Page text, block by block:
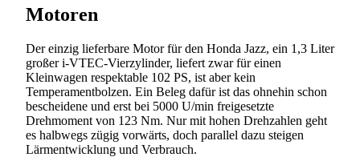
Motoren
Der einzig lieferbare Motor für den Honda Jazz, ein 1,3 Liter
großer i-VTEC-Vierzylinder, liefert zwar für einen
Kleinwagen respektable 102 PS, ist aber kein
Temperamentbolzen. Ein Beleg dafür ist das ohnehin schon
bescheidene und erst bei 5000 U/min freigesetzte
Drehmoment von 123 Nm. Nur mit hohen Drehzahlen geht
es halbwegs zügig vorwärts, doch parallel dazu steigen
Lärmentwicklung und Verbrauch.